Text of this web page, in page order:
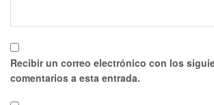
Recibir un correo electrónico con los
comentarios a esta entrada.